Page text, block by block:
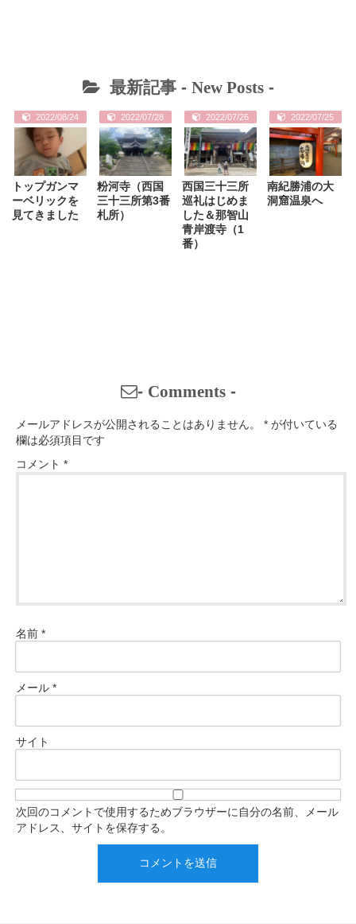
最新記事 - New Posts-
2022/08/24
トップガンマ
ーベリックを
見てきました
2022/07/28
粉河寺（西国
三十三所第3番
札所）
2022/07/26
西国三十三所
巡礼はじめま
した＆那智山
青岸渡寺（1
番）
2022/07/25
南紀勝浦の大
洞窟温泉へ
- Comments-
メールアドレスが公開されることはありません。 * が付いている
欄は必須項目です
コメント *
名前 *
メール *
サイト
次回のコメントで使用するためブラウザーに自分の名前、メール
アドレス、サイトを保存する。